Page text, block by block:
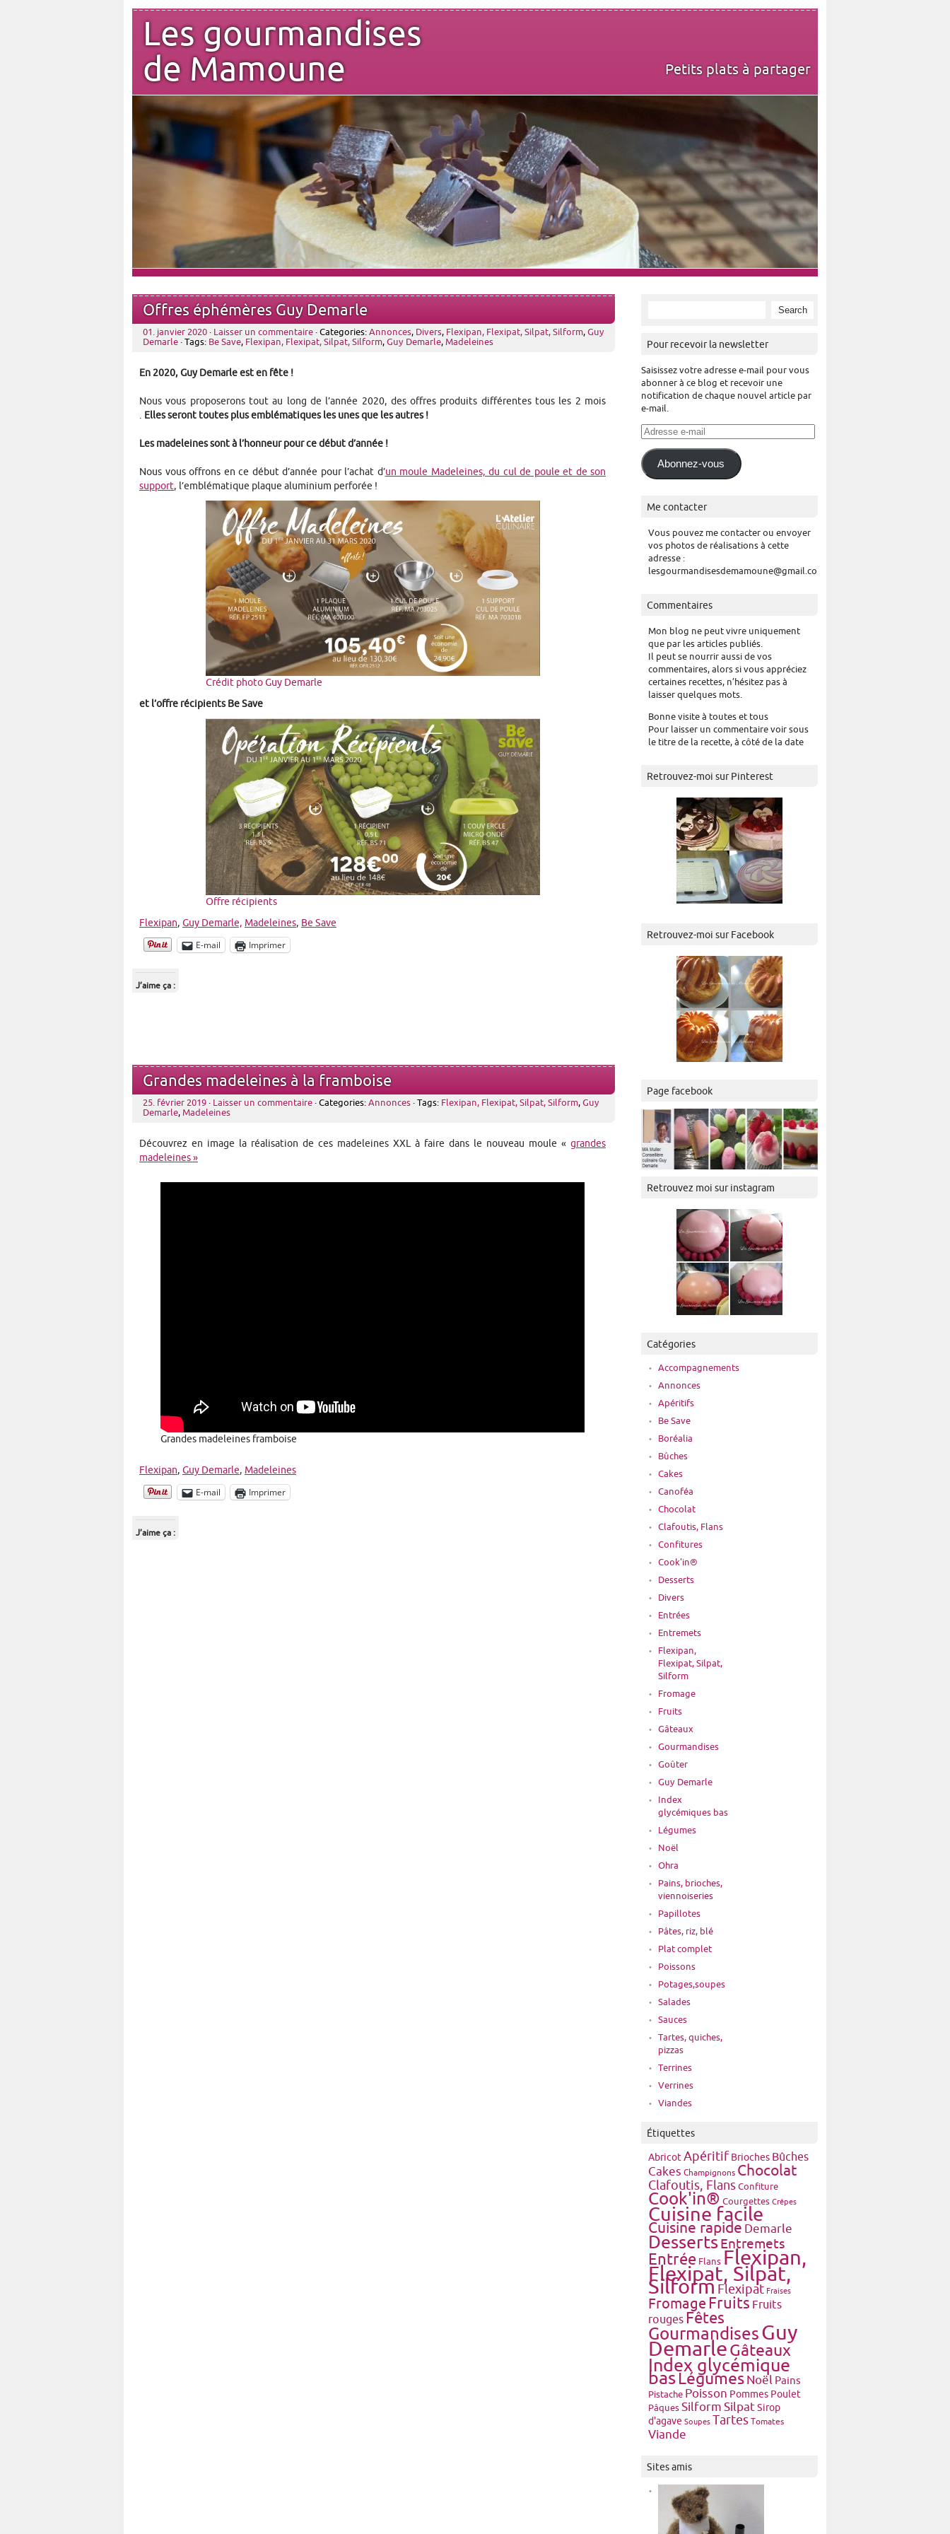
Les gourmandises
de Mamoune
Petits plats à partager
Offres éphémères Guy Demarle
01. janvier 2020 · Laisser un commentaire · Categories: Annonces, Divers, Flexipan, Flexipat, Silpat, Silform, Guy
Demarle · Tags: Be Save, Flexipan, Flexipat, Silpat, Silform, Guy Demarle, Madeleines
En 2020, Guy Demarle est en fête !
Nous vous proposerons tout au long de l’année 2020, des offres produits différentes tous les 2 mois
. Elles seront toutes plus emblématiques les unes que les autres !
Les madeleines sont à l’honneur pour ce début d’année !
Nous vous offrons en ce début d’année pour l’achat d’un moule Madeleines, du cul de poule et de son
support, l’emblématique plaque aluminium perforée !
Crédit photo Guy Demarle
et l’offre récipients Be Save
Offre récipients
Flexipan, Guy Demarle, Madeleines, Be Save
E-mail Imprimer
J’aime ça :
Grandes madeleines à la framboise
25. février 2019 · Laisser un commentaire · Categories: Annonces · Tags: Flexipan, Flexipat, Silpat, Silform, Guy
Demarle, Madeleines
Découvrez en image la réalisation de ces madeleines XXL à faire dans le nouveau moule « grandes
madeleines »
Grandes madeleines framboise
Flexipan, Guy Demarle, Madeleines
E-mail Imprimer
J’aime ça :
Pour recevoir la newsletter
Saisissez votre adresse e-mail pour vous
abonner à ce blog et recevoir une
notification de chaque nouvel article par
e-mail.
Adresse
mail
Abonnez-vous
Me contacter
Vous pouvez me contacter ou envoyer
vos photos de réalisations à cette
adresse :
lesgourmandisesdemamoune@gmail.com
Commentaires
Mon blog ne peut vivre uniquement
que par les articles publiés.
Il peut se nourrir aussi de vos
commentaires, alors si vous appréciez
certaines recettes, n’hésitez pas à
laisser quelques mots.
Bonne visite à toutes et tous
Pour laisser un commentaire voir sous
le titre de la recette, à côté de la date
Retrouvez-moi sur Pinterest
Retrouvez-moi sur Facebook
Page facebook
Retrouvez moi sur instagram
Catégories
Accompagnements
Annonces
Apéritifs
Be Save
Boréalia
Bûches
Cakes
Canoféa
Chocolat
Clafoutis, Flans
Confitures
Cook'in®
Desserts
Divers
Entrées
Entremets
Flexipan,
Flexipat, Silpat,
Silform
Fromage
Fruits
Gâteaux
Gourmandises
Goûter
Guy Demarle
Index
glycémiques bas
Légumes
Noël
Ohra
Pains, brioches,
viennoiseries
Papillotes
Pâtes, riz, blé
Plat complet
Poissons
Potages,soupes
Salades
Sauces
Tartes, quiches,
pizzas
Terrines
Verrines
Viandes
Étiquettes
Abricot Apéritif Brioches Bûches
Cakes Champignons Chocolat
Clafoutis, Flans Confiture
Cook'in® Courgettes Crêpes
Cuisine facile
Cuisine rapide Demarle
Desserts Entremets
Entrée Flans Flexipan,
Flexipat, Silpat,
Silform Flexipat Fraises
Fromage Fruits Fruits
rouges Fêtes
Gourmandises Guy
Demarle Gâteaux
Index glycémique
bas Légumes Noël Pains
Pistache Poisson Pommes Poulet
Pâques Silform Silpat Sirop
d'agave Soupes Tartes Tomates
Viande
Sites amis